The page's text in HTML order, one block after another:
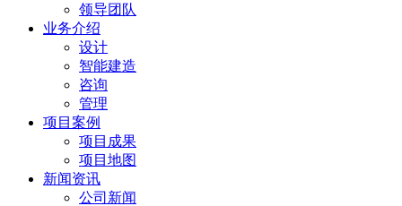
领导团队
业务介绍
设计
智能建造
咨询
管理
项目案例
项目成果
项目地图
新闻资讯
公司新闻